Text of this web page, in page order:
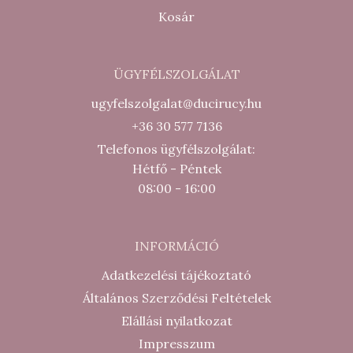
Kosár
ÜGYFÉLSZOLGÁLAT
ugyfelszolgalat@ducirucy.hu
+36 30 577 7136
Telefonos ügyfélszolgálat:
Hétfő - Péntek
08:00 - 16:00
INFORMÁCIÓ
Adatkezelési tájékoztató
Általános Szerződési Feltételek
Elállási nyilatkozat
Impresszum